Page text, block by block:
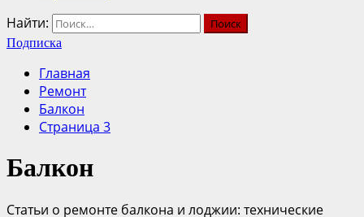
Найти:
Подписка
Главная
Ремонт
Балкон
Страница 3
Балкон
Статьи о ремонте балкона и лоджии: технические